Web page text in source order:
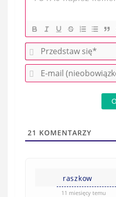
21 KOMENTARZY
raszkow
11 miesięcy temu